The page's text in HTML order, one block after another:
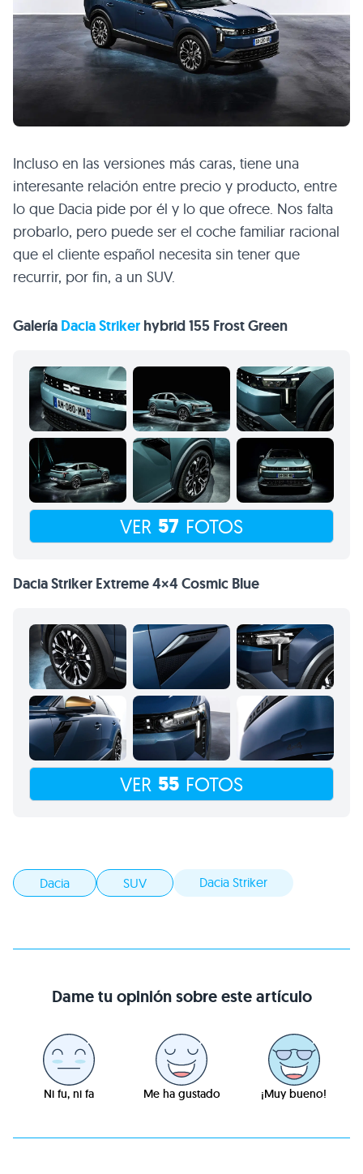
Incluso en las versiones más caras, tiene una
interesante relación entre precio y producto, entre
lo que Dacia pide por él y lo que ofrece. Nos falta
probarlo, pero puede ser el coche familiar racional
que el cliente español necesita sin tener que
recurrir, por fin, a un SUV.
Galería Dacia Striker hybrid 155 Frost Green
VER 57 FOTOS
Dacia Striker Extreme 4×4 Cosmic Blue
VER 55 FOTOS
Dacia SUV Dacia Striker
Dame tu opinión sobre este artículo
Ni fu, ni fa Me ha gustado ¡Muy bueno!